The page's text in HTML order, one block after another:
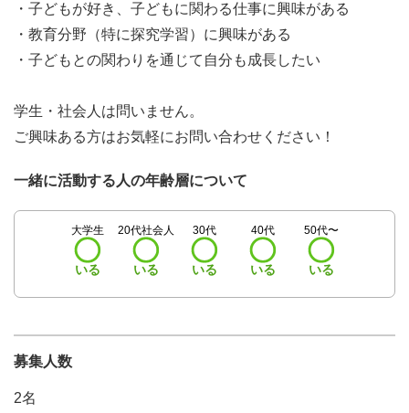
・子どもが好き、子どもに関わる仕事に興味がある
・教育分野（特に探究学習）に興味がある
・子どもとの関わりを通じて自分も成長したい
学生・社会人は問いません。
ご興味ある方はお気軽にお問い合わせください！
一緒に活動する人の年齢層について
大学生
いる
20代社会人
いる
30代
いる
40代
いる
50代〜
いる
募集人数
2名